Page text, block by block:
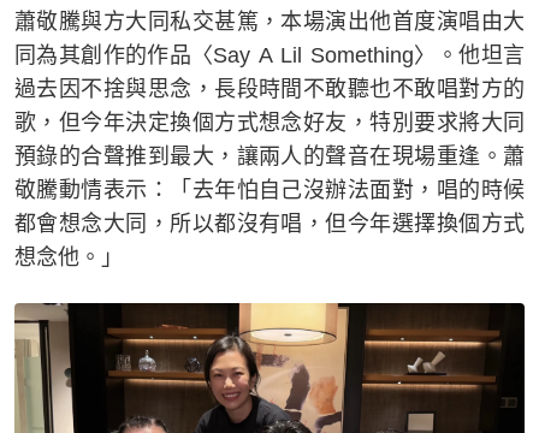
蕭敬騰與方大同私交甚篤，本場演出他首度演唱由大
同為其創作的作品〈Say A Lil Something〉。他坦言
過去因不捨與思念，長段時間不敢聽也不敢唱對方的
歌，但今年決定換個方式想念好友，特別要求將大同
預錄的合聲推到最大，讓兩人的聲音在現場重逢。蕭
敬騰動情表示：「去年怕自己沒辦法面對，唱的時候
都會想念大同，所以都沒有唱，但今年選擇換個方式
想念他。」